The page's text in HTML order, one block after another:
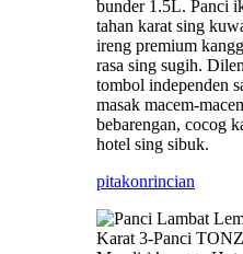
bunder 1.5L. Panci
tahan karat sing
ireng premium
rasa sing sugih.
tombol independen
masak macem-
bebarengan, cocog
hotel sing sibuk.
pitakonrincian